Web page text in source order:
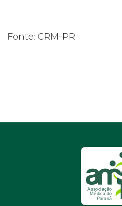
Fonte: CRM-PR